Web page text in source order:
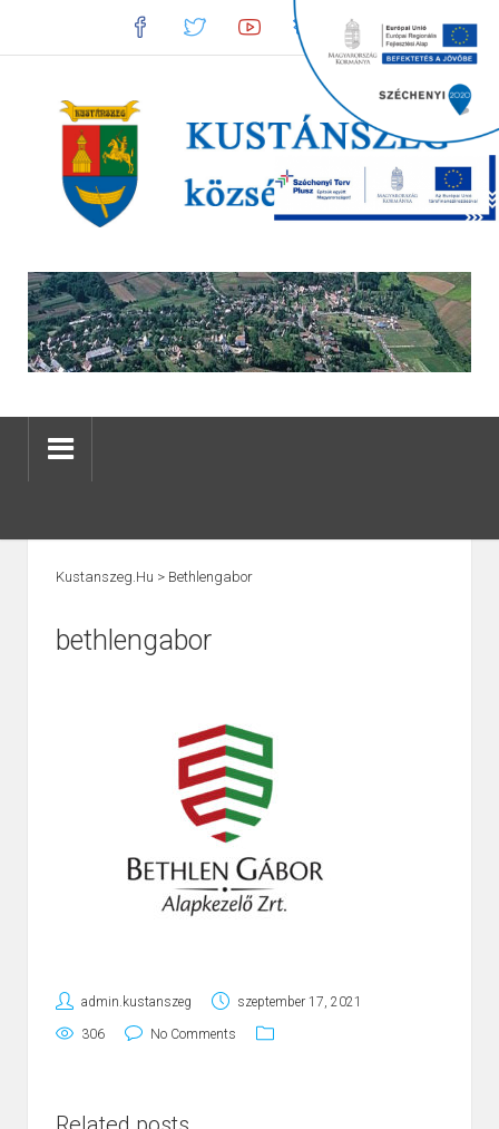
Kustanszeg.hu > Bethlengabor
bethlengabor
admin.kustanszeg szeptember 17, 2021
306 No Comments